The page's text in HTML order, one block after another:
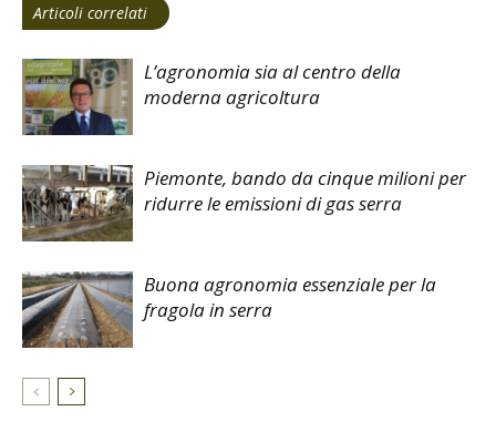
Articoli correlati
L’agronomia sia al centro della
moderna agricoltura
Piemonte, bando da cinque milioni per
ridurre le emissioni di gas serra
Buona agronomia essenziale per la
fragola in serra